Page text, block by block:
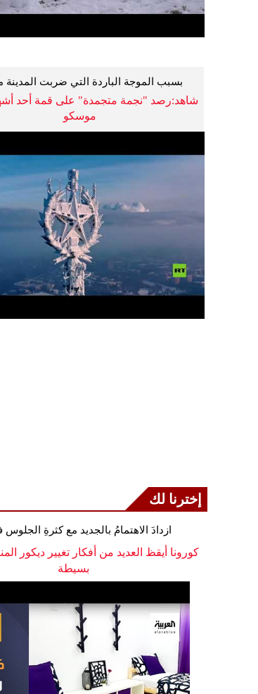
بسبب الموجة الباردة التي ضربت المدينة
شاهد:رصد "نجمة متجمدة" على قمة أحد
موسكو
إخترنا لك
ازدادَ الاهتمامُ بالجديد مع كثرةِ
كورونا أيقظ العديد من أفكار تغيير ديكور
بسيطة